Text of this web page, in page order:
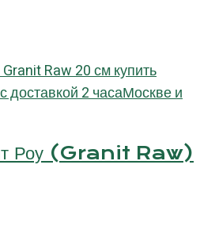
Роу (Granit Raw)